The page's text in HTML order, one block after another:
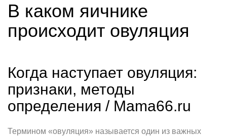
В каком яичнике
происходит овуляция
Когда наступает овуляция:
признаки, методы
определения / Mama66.ru
Термином «овуляция» называется один из важных